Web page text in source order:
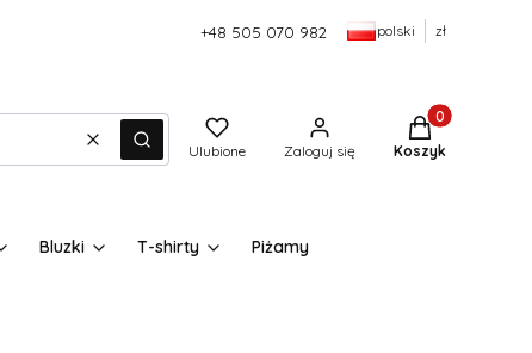
+48 505 070 982 polski zł
WyczyśćSzukajUlubione Zaloguj się
Produkty w
Koszyk
Bluzki T-shirty Piżamy